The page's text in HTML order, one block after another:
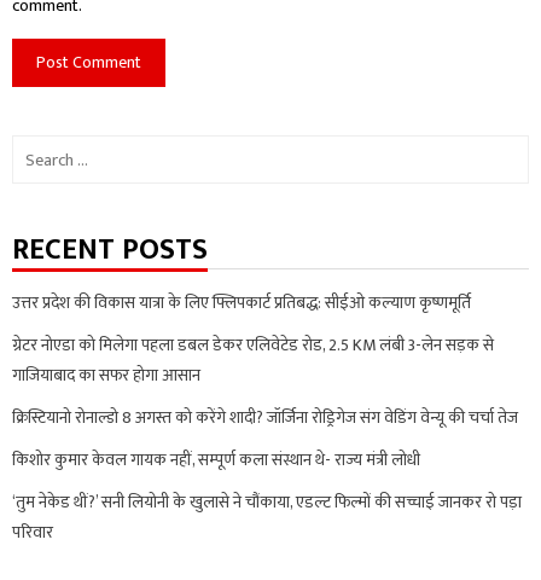
comment.
Search
RECENT POSTS
उत्तर प्रदेश की विकास यात्रा के लिए फ्लिपकार्ट प्रतिबद्ध: सीईओ कल्याण कृष्णमूर्ति
ग्रेटर नोएडा को मिलेगा पहला डबल डेकर एलिवेटेड रोड, 2.5 KM लंबी 3-लेन सड़क से
गाजियाबाद का सफर होगा आसान
क्रिस्टियानो रोनाल्डो 8 अगस्त को करेंगे शादी? जॉर्जिना रोड्रिगेज संग वेडिंग वेन्यू की चर्चा तेज
किशोर कुमार केवल गायक नहीं, सम्पूर्ण कला संस्थान थे- राज्य मंत्री लोधी
‘तुम नेकेड थीं?’ सनी लियोनी के खुलासे ने चौंकाया, एडल्ट फिल्मों की सच्चाई जानकर रो पड़ा
परिवार